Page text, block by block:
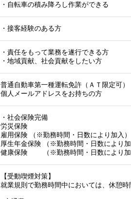
・自転車の積み降ろし作業ができる
・接客経験のある方
・責任をもって業務を遂行できる方
・地域貢献、社会貢献をしたい方
普通自動車第一種運転免許（ＡＴ限定可）
個人メールアドレスをお持ちの方
・社会保険完備
労災保険
雇用保険 （※勤務時間・日数により加入）
厚生年金保険 （※勤務時間・日数により加
健康保険 （※勤務時間・日数により加
【受動喫煙対策】
就業規則で勤務時間中においては、休憩